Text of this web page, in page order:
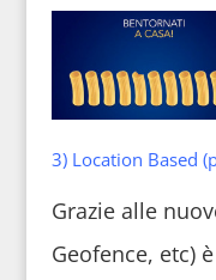
3) Location Based
Grazie alle
Geofence, etc)